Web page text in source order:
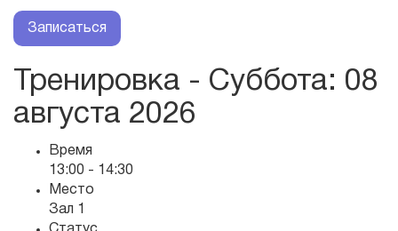
Записаться
Тренировка - Суббота: 08
августа 2026
Время
13:00 - 14:30
Место
Зал 1